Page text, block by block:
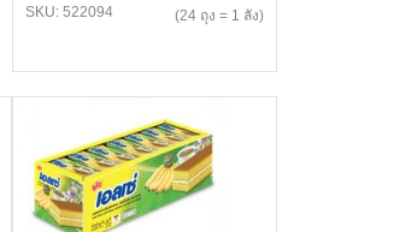
SKU: 522094 (24 ถุง = 1 ลัง)